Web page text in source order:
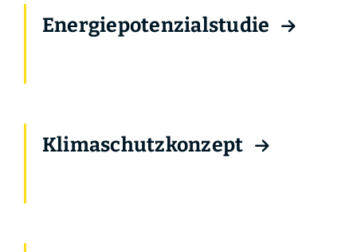
Energiepotenzialstudie
Klimaschutzkonzept